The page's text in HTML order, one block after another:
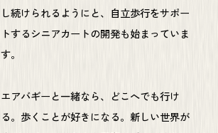
し続けられるようにと、自立歩行をサポー
トするシニアカートの開発も始まっていま
す。
エアバギーと一緒なら、どこへでも行け
る。歩くことが好きになる。新しい世界が